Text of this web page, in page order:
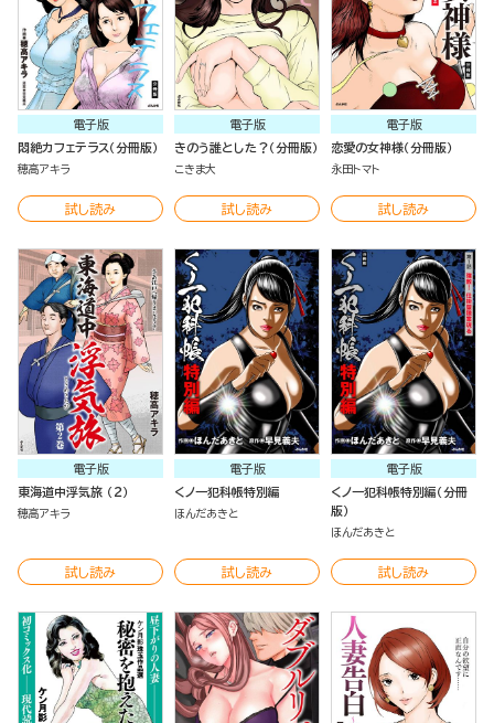
電子版
悶絶カフェテラス（分冊版）
穂高アキラ
試し読み
電子版
きのう誰とした？（分冊版）
こきま大
試し読み
電子版
恋愛の女神様（分冊版）
永田トマト
試し読み
電子版
東海道中浮気旅 （2）
穂高アキラ
試し読み
電子版
くノ一犯科帳特別編
ほんだあきと
試し読み
電子版
くノ一犯科帳特別編（分冊
版）
ほんだあきと
試し読み